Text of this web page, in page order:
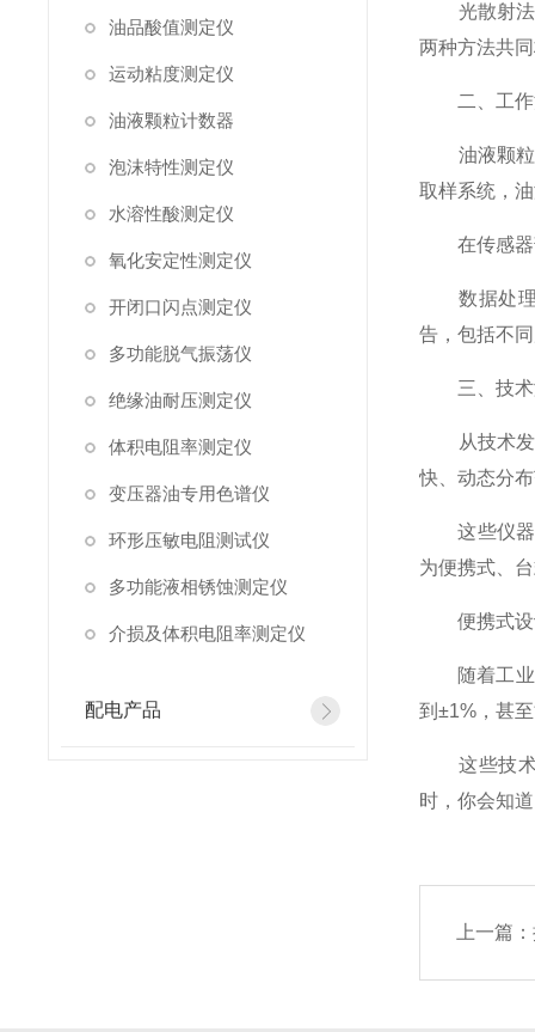
油品酸值测定仪
运动粘度测定仪
油液颗粒计数器
泡沫特性测定仪
水溶性酸测定仪
氧化安定性测定仪
开闭口闪点测定仪
多功能脱气振荡仪
绝缘油耐压测定仪
体积电阻率测定仪
变压器油专用色谱仪
环形压敏电阻测试仪
多功能液相锈蚀测定仪
介损及体积电阻率测定仪
配电产品
光散射法则
两种方法共
二、工作
油液颗粒计
取样系统，
在传感器部
数据处理
告，包括不
三、技术
从技术发展
快、动态分
这些仪器内
为便携式、
便携式设计
随着工业技
到±1%，甚
这些技术
时，你会知
上一篇：